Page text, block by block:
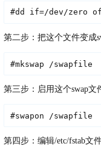
#dd if=/dev/zero
第二步：把这个文件变成
#mkswap /swapfile
第三步：启用这个swap文
#swapon /swapfile
第四步：编辑/etc/fstab文